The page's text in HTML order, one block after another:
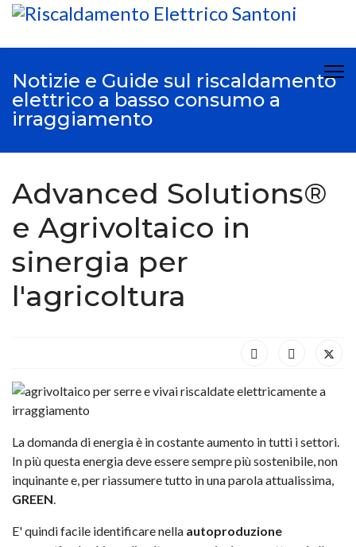
Notizie e Guide sul riscaldamento
elettrico a basso consumo a
irraggiamento
Advanced Solutions®
e Agrivoltaico in
sinergia per
l'agricoltura
La domanda di energia è in costante aumento in tutti i settori.
In più questa energia deve essere sempre più sostenibile, non
inquinante e, per riassumere tutto in una parola attualissima,
GREEN.
E' quindi facile identificare nella autoproduzione